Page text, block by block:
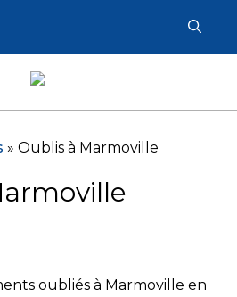
» Oublis à Marmoville
oubliés à Marmoville en